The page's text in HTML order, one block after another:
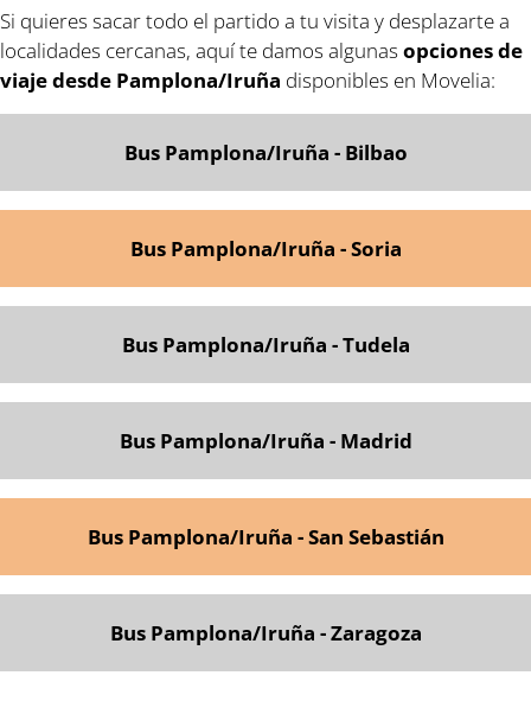
Si quieres sacar todo el partido a tu visita y desplazarte a
localidades cercanas, aquí te damos algunasopciones de
viaje desde Pamplona/Iruña disponibles en Movelia:
Bus Pamplona/Iruña - Bilbao
Bus Pamplona/Iruña - Soria
Bus Pamplona/Iruña - Tudela
Bus Pamplona/Iruña - Madrid
Bus Pamplona/Iruña - San Sebastián
Bus Pamplona/Iruña - Zaragoza